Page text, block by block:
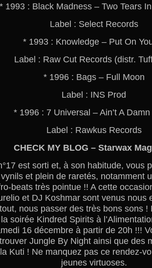
* 1993 : Black Madness – Two Tears
Label : Select Records
* 1993 : Knowledge – Put On
Label : Raw Cut Records (distr.
* 1996 : Bags – Full Moon
Label : INS Prod
* 1996 : 7 Universal – Ain’t A
Label : Rawkus Records
CHECK MY BLOG – Starwax
est sorti et, à son habitude, vous
et plein de raretés, notamment
beats très pointue !! A cette
et DJ Koshmar sont venus nous
nous passer des très bons sons !
soirée Kindred Spirits à
16 décembre à partir de 20h !!!
Jungle By Night ainsi que des
Kuti ! Ne manquez pas ce rendez-
jeunes virtuoses.